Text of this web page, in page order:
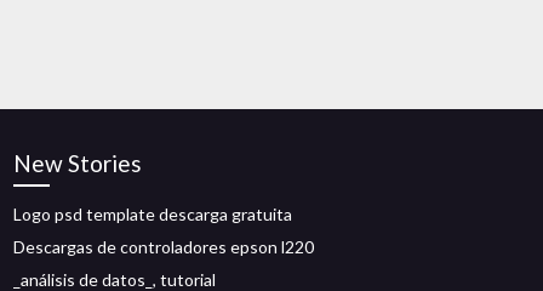
New Stories
Logo psd template descarga gratuita
Descargas de controladores epson l220
_análisis de datos_, tutorial